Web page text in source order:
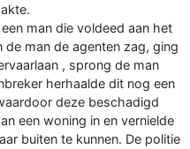
man die voldeed aan het
de man de agenten zag, ging
, sprong de man
herhaalde dit nog een
deze beschadigd
een woning in en vernielde
buiten te kunnen. De politie